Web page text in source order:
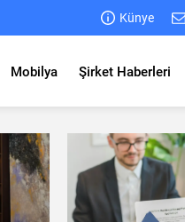
Künye
Mobilya Şirket Haberleri